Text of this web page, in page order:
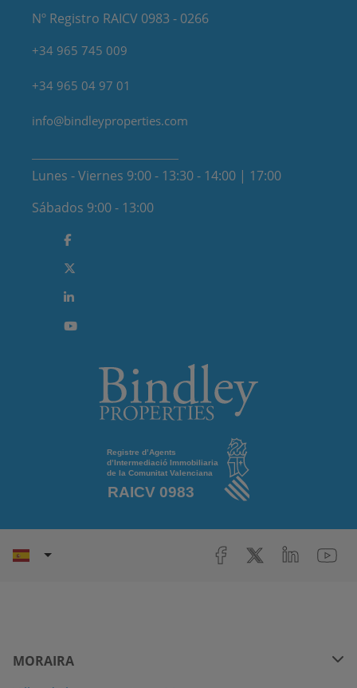
Nº Registro RAICV 0983 - 0266
+34 965 745 009
+34 965 04 97 01
info@bindleyproperties.com
Lunes - Viernes 9:00 - 13:30 - 14:00 | 17:00
Sábados 9:00 - 13:00
MORAIRA